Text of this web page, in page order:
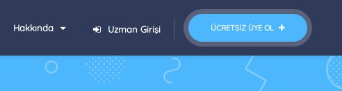
ÜCRETSIZ ÜYE OL
Uzman Girişi
Hakkında